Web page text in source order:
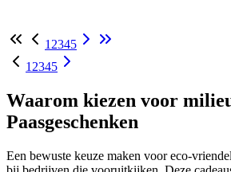
1 2345
1 2345
Waarom kiezen voor
Paasgeschenken
Een bewuste keuze maken voor eco-